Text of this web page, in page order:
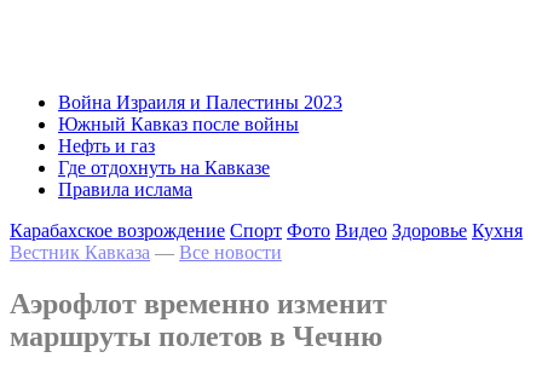
Война Израиля и Палестины 2023
Южный Кавказ после войны
Нефть и газ
Где отдохнуть на Кавказе
Правила ислама
Карабахское возрождение Спорт Фото Видео Здоровье Кухня
Вестник Кавказа — Все новости
Аэрофлот временно изменит
маршруты полетов в Чечню